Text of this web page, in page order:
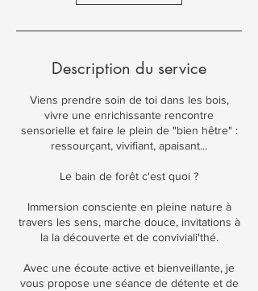
Description du service
Viens prendre soin de toi dans les bois,
vivre une enrichissante rencontre
sensorielle et faire le plein de "bien hêtre" :
ressourçant, vivifiant, apaisant...
Le bain de forêt c'est quoi ?
Immersion consciente en pleine nature à
travers les sens, marche douce, invitations à
la la découverte et de conviviali'thé.
Avec une écoute active et bienveillante, je
vous propose une séance de détente et de